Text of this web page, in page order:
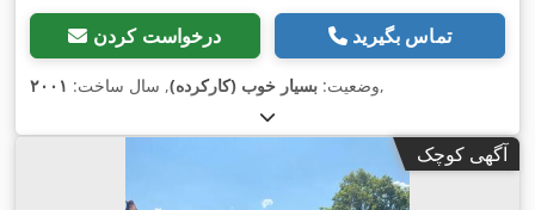
درخواست کردن تماس بگیرید
وضعیت: بسیار خوب (کارکرده), سال ساخت: ۲۰۰۱ ,
آگهی کوچک